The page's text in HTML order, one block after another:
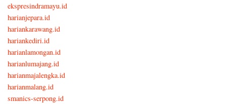
ekspresindramayu.id
harianjepara.id
hariankarawang.id
hariankediri.id
harianlamongan.id
harianlumajang.id
harianmajalengka.id
harianmalang.id
smanics-serpong.id